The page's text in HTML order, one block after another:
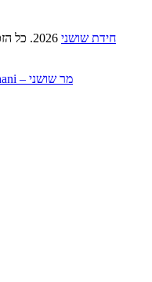
חידת שושני